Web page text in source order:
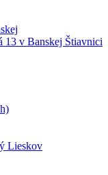
13 v Banskej Štiavnici
Lieskov